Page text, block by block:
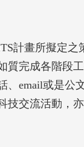
計畫所擬定
質完成各階段
、email或是公
技交流活動，
頒獎，鼓勵各